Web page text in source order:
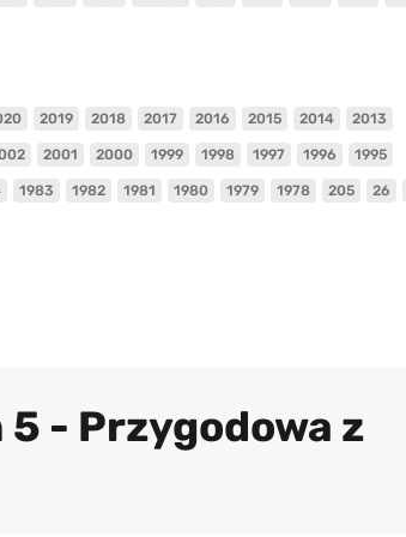
2019 2018 2017 2016 2015 2014 2013
2001 2000 1999 1998 1997 1996 1995
1983 1982 1981 1980 1979 1978 205 26
- Przygodowa z